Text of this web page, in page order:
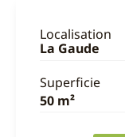
Localisation
La Gaude
Superficie
50 m²